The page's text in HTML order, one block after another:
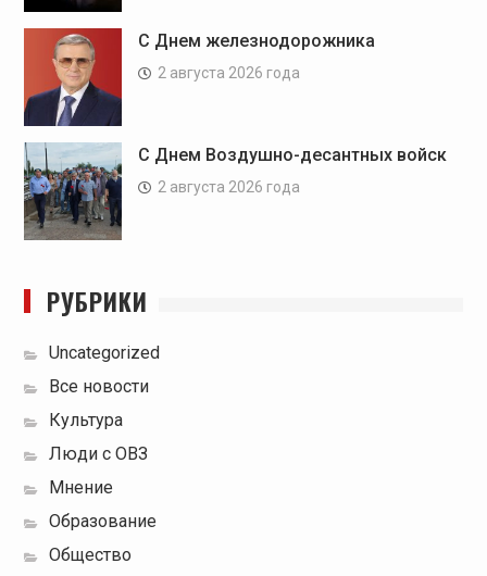
С Днем железнодорожника
2 августа 2026 года
С Днем Воздушно-десантных войск
2 августа 2026 года
РУБРИКИ
Uncategorized
Все новости
Культура
Люди с ОВЗ
Мнение
Образование
Общество